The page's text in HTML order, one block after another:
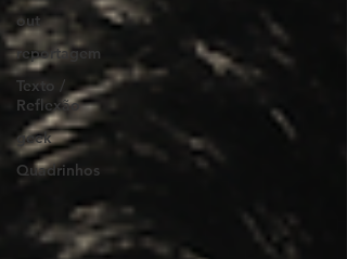
out
reportagem
Texto /
Reflexão
geek
Quadrinhos